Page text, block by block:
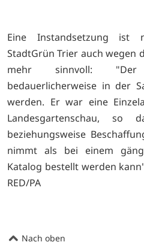
Eine Instandsetzung ist
StadtGrün Trier auch wegen
mehr sinnvoll: "Der
bedauerlicherweise in der
werden. Er war eine
Landesgartenschau, so
beziehungsweise
nimmt als bei einem
Katalog bestellt werden
RED/PA
Nach oben